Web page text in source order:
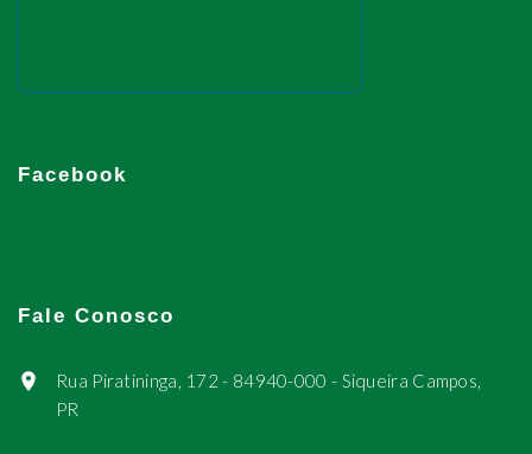
Facebook
Fale Conosco
Rua Piratininga, 172 - 84940-000 - Siqueira Campos,
PR